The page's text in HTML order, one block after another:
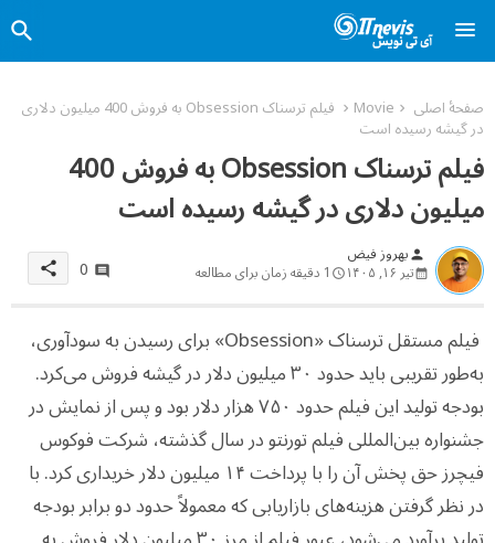
صفحهٔ اصلی Movie فیلم ترسناک Obsession به فروش 400 میلیون دلاری
در گیشه رسیده است
فیلم ترسناک Obsession به فروش 400
میلیون دلاری در گیشه رسیده است
person بهروز فیض
تیر ۱۶, ۱۴۰۵ 1 دقیقه زمان برای مطالعه 0
share
فیلم مستقل ترسناک «Obsession» برای رسیدن به سودآوری،
به‌طور تقریبی باید حدود ۳۰ میلیون دلار در گیشه فروش می‌کرد.
بودجه تولید این فیلم حدود ۷۵۰ هزار دلار بود و پس از نمایش در
جشنواره بین‌المللی فیلم تورنتو در سال گذشته، شرکت فوکوس
فیچرز حق پخش آن را با پرداخت ۱۴ میلیون دلار خریداری کرد. با
در نظر گرفتن هزینه‌های بازاریابی که معمولاً حدود دو برابر بودجه